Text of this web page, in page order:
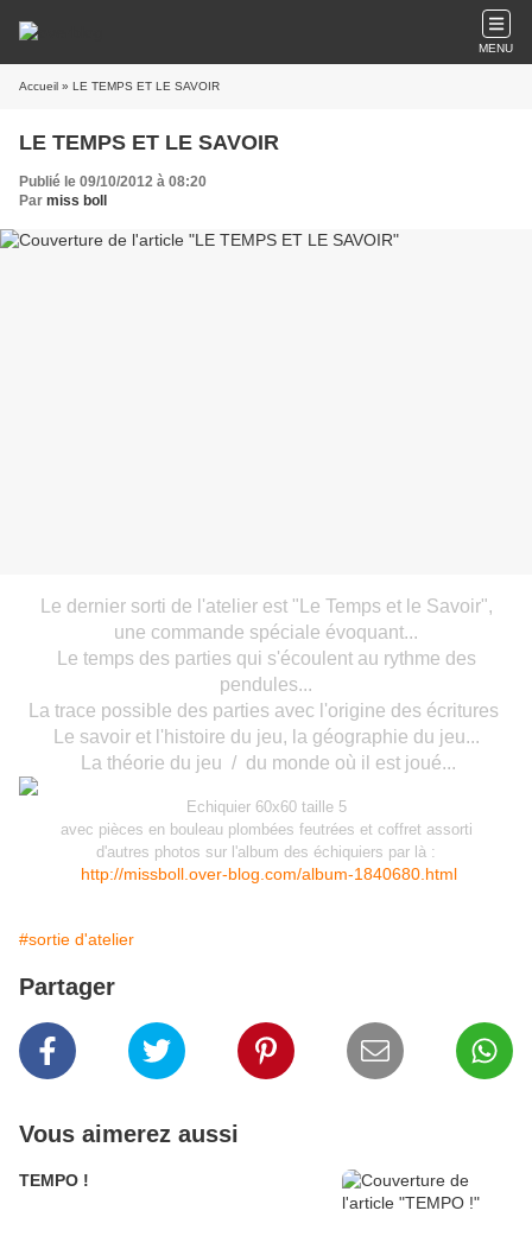
MENU
Accueil » LE TEMPS ET LE SAVOIR
LE TEMPS ET LE SAVOIR
Publié le 09/10/2012 à 08:20
Par miss boll
Le dernier sorti de l'atelier est "Le Temps et le Savoir",
une commande spéciale évoquant...
Le temps des parties qui s'écoulent au rythme des
pendules...
La trace possible des parties avec l'origine des écritures
Le savoir et l'histoire du jeu, la géographie du jeu...
La théorie du jeu / du monde où il est joué...
Echiquier 60x60 taille 5
avec pièces en bouleau plombées feutrées et coffret assorti
d'autres photos sur l'album des échiquiers par là :
http://missboll.over-blog.com/album-1840680.html
#sortie d'atelier
Partager
Vous aimerez aussi
TEMPO !